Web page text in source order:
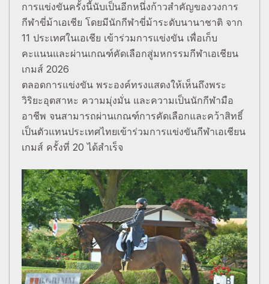
การแข่งขันครั้งนี้นับเป็นอีกหนึ่งก้าวสำคัญของวงการ
กีฬาขี่ม้าเอเชีย โดยมีนักกีฬาขี่ม้าระดับนานาชาติ จาก
11 ประเทศในเอเชีย เข้าร่วมการแข่งขัน เพื่อเก็บ
คะแนนและผ่านเกณฑ์คัดเลือกสู่มหกรรมกีฬาเอเชียน
เกมส์ 2026
ตลอดการแข่งขัน พระองค์ทรงแสดงให้เห็นถึงพระ
วิริยะอุตสาหะ ความมุ่งมั่น และความเป็นนักกีฬามือ
อาชีพ จนสามารถผ่านเกณฑ์การคัดเลือกและคว้าสิทธิ์
เป็นตัวแทนประเทศไทยเข้าร่วมการแข่งขันกีฬาเอเชียน
เกมส์ ครั้งที่ 20 ได้สำเร็จ